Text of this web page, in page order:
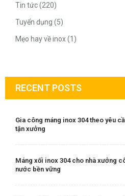
Tin tức (220)
Tuyển dụng (5)
Mẹo hay về inox (1)
RECENT POSTS
Gia công máng inox 304 theo yêu
tận xưởng
Máng xối inox 304 cho nhà xưởng
nước bền vững